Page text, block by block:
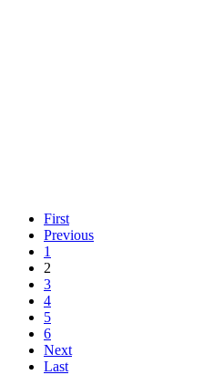
First
Previous
1
2
3
4
5
6
Next
Last